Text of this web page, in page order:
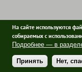
На сайте используются
собираемых с
Подробнее — в
Принять Нет,